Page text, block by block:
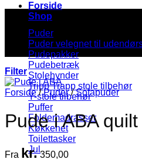
Forside
Shop
Puder
Puder velegnet til
Pudepakker
Pudebetræk
Stolehynder
Tripp Trapp stole tilbehør
Y-stole tilbehør
Puffer
Foldemadrasser
Køkkenet
Toilettasker
Jul
Filter
Forside / Puder / Sofapuder
Pude i ABA
Fra kr.350,00